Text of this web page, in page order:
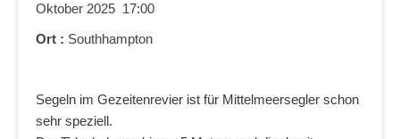
Oktober 2025 17:00
Ort : Southhampton
Segeln im Gezeitenrevier ist für Mittelmeersegler schon
sehr speziell.